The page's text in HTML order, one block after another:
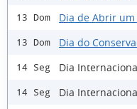
13 Dom Dia de Abrir um
13 Dom Dia do
14 Seg Dia
14 Seg Dia